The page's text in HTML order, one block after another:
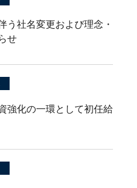
う社名変更および理念・
せ
強化の一環として初任給